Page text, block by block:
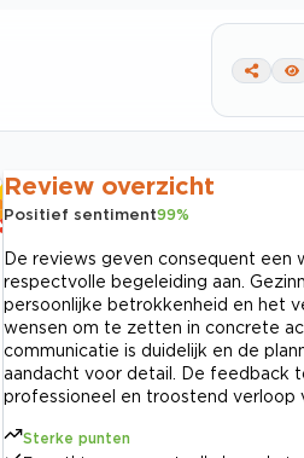
Review overzicht
Positief sentiment99%
De reviews geven consequent een
respectvolle begeleiding aan.
persoonlijke betrokkenheid en het
wensen om te zetten in concrete
communicatie is duidelijk en de
aandacht voor detail. De feedback
professioneel en troostend verloop
Sterke punten